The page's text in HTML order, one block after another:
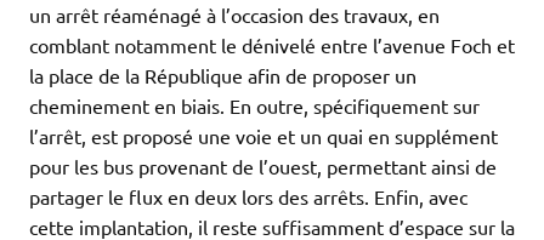
un arrêt réaménagé à l’occasion des travaux, en
comblant notamment le dénivelé entre l’avenue Foch et
la place de la République afin de proposer un
cheminement en biais. En outre, spécifiquement sur
l’arrêt, est proposé une voie et un quai en supplément
pour les bus provenant de l’ouest, permettant ainsi de
partager le flux en deux lors des arrêts. Enfin, avec
cette implantation, il reste suffisamment d’espace sur la